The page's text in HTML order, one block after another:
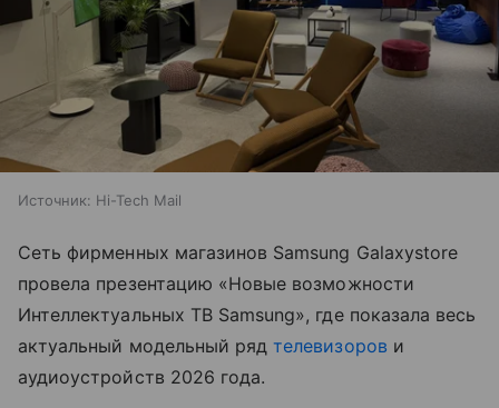
Источник: Hi-Tech Mail
Сеть фирменных магазинов Samsung Galaxystore
провела презентацию «Новые возможности
Интеллектуальных ТВ Samsung», где показала весь
актуальный модельный рядтелевизоров и
аудиоустройств 2026 года.